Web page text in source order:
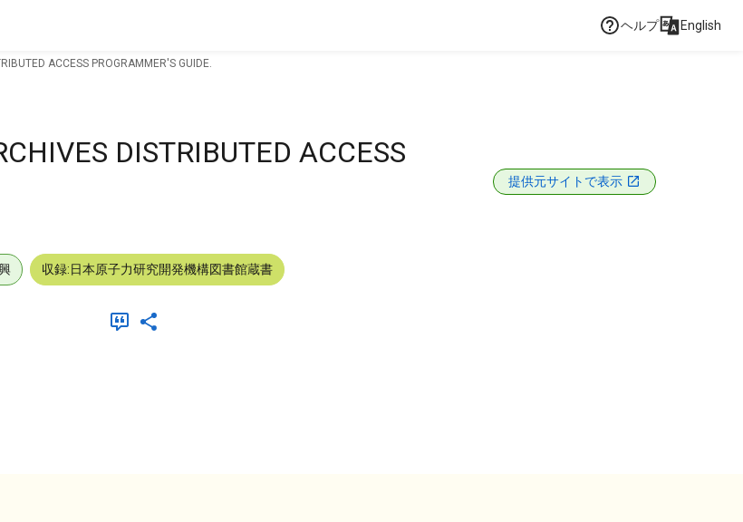
ヘルプ English
ACCESS PROGRAMMER'S GUIDE.
DISTRIBUTED ACCESS
提供元サイトで表示
収録:日本原子力研究開発機構図書館蔵書